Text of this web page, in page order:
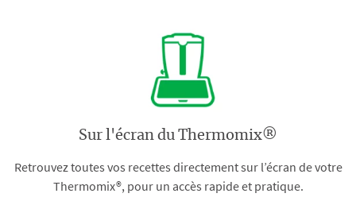
Sur l'écran du Thermomix®
Retrouvez toutes vos recettes directement sur l’écran de votre
Thermomix®, pour un accès rapide et pratique.